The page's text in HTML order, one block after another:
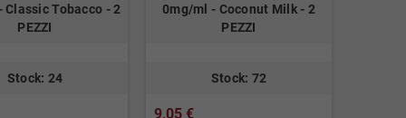
Classic Tobacco - 2
PEZZI
Stock: 24
0mg/ml - Coconut Milk - 2
PEZZI
Stock: 72
9,05 €